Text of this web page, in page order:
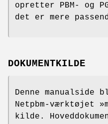
opretter PBM- og
det er mere
DOKUMENTKILDE
Denne
Netpbm-værktøjet
kilde.